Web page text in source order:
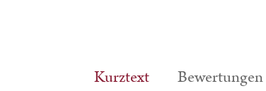
Kurztext Bewertungen